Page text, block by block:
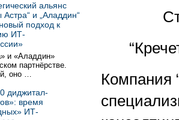
альянс
Астра“ и „Аладдин“
подход к
ИТ-
и «Аладдин»
партнёрстве.
оно …
диджитал-
время
ИТ-
Компания